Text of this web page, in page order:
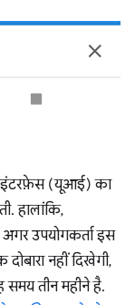
इंटरफ़ेस (यूआई) का
हालांकि,
उपयोगकर्ता इस
नहीं दिखेगी,
तीन महीने है.